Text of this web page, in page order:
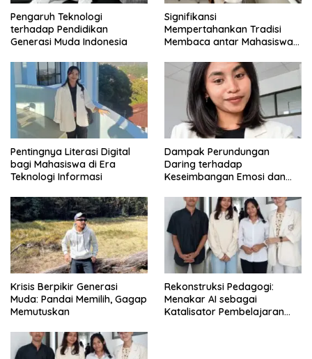
Pengaruh Teknologi
terhadap Pendidikan
Generasi Muda Indonesia
Signifikansi
Mempertahankan Tradisi
Membaca antar Mahasiswa
Pentingnya Literasi Digital
bagi Mahasiswa di Era
Teknologi Informasi
Dampak Perundungan
Daring terhadap
Keseimbangan Emosi dan
Krisis Berpikir Generasi
Muda: Pandai Memilih, Gagap
Memutuskan
Rekonstruksi Pedagogi:
Menakar AI sebagai
Katalisator Pembelajaran